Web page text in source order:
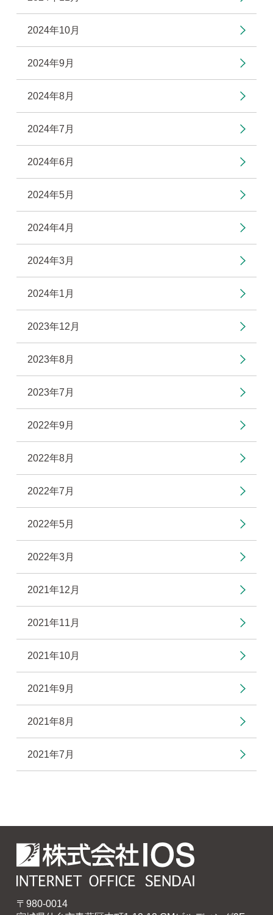
2024年10月
2024年9月
2024年8月
2024年7月
2024年6月
2024年5月
2024年4月
2024年3月
2024年1月
2023年12月
2023年8月
2023年7月
2022年9月
2022年8月
2022年7月
2022年5月
2022年3月
2021年12月
2021年11月
2021年10月
2021年9月
2021年8月
2021年7月
〒980-0014